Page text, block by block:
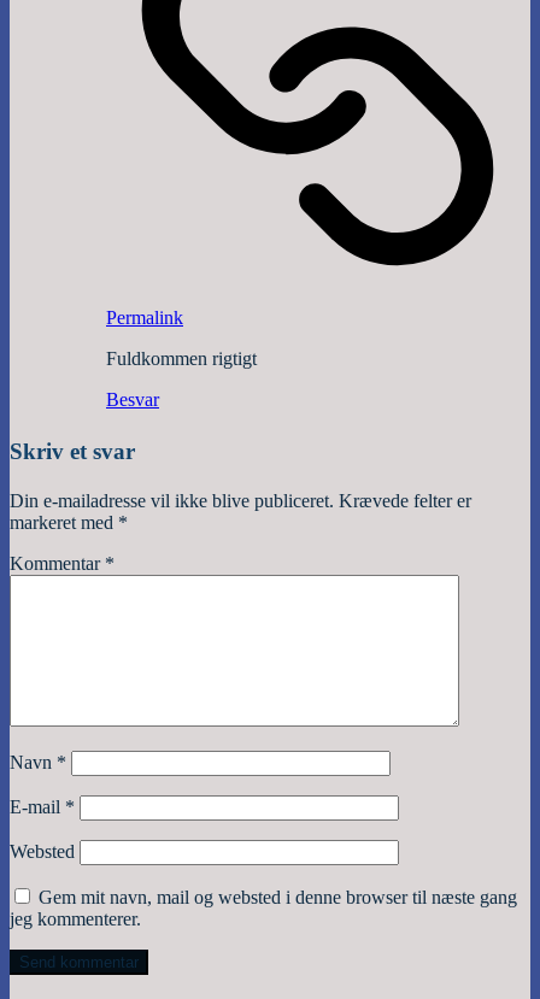
Permalink
Fuldkommen rigtigt
Besvar
Skriv et svar
Din e-mailadresse vil ikke blive publiceret. Krævede felter er
markeret med *
Kommentar *
Navn *
E-mail *
Websted
Gem mit navn, mail og websted i denne browser til næste gang
jeg kommenterer.